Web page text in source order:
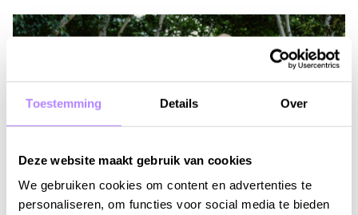
Toestemming Details Over
Deze website maakt gebruik van cookies
We gebruiken cookies om content en advertenties te
personaliseren, om functies voor social media te bieden